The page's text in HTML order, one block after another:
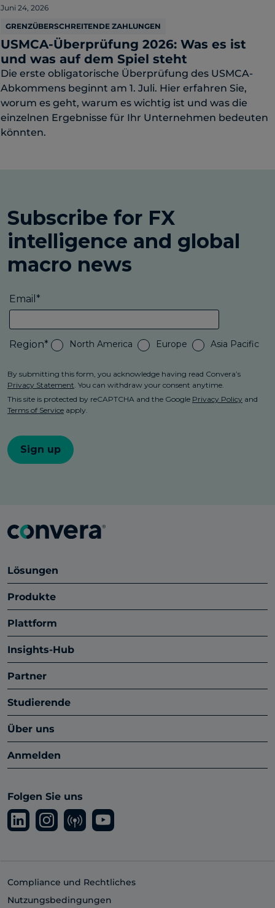
Juni 24, 2026
GRENZÜBERSCHREITENDE ZAHLUNGEN
USMCA-Überprüfung 2026: Was es ist
und was auf dem Spiel steht
Die erste obligatorische Überprüfung des USMCA-
Abkommens beginnt am 1. Juli. Hier erfahren Sie,
worum es geht, warum es wichtig ist und was die
einzelnen Ergebnisse für Ihr Unternehmen bedeuten
könnten.
Lösungen
Produkte
Plattform
Insights-Hub
Partner
Studierende
Über uns
Anmelden
Folgen Sie uns
Compliance und Rechtliches
Nutzungsbedingungen